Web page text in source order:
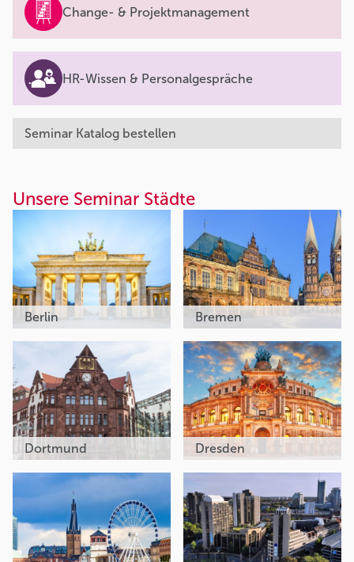
Change- & Projektmanagement
HR-Wissen & Personalgespräche
Seminar Katalog bestellen
Unsere Seminar Städte
Berlin Bremen
Dortmund Dresden